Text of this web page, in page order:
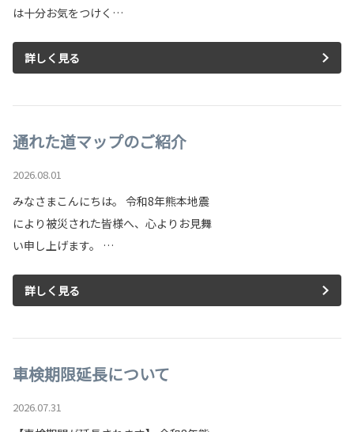
は十分お気をつけく…
詳しく見る
通れた道マップのご紹介
2026.08.01
みなさまこんにちは。 令和8年熊本地震
により被災された皆様へ、心よりお見舞
い申し上げます。 …
詳しく見る
車検期限延長について
2026.07.31